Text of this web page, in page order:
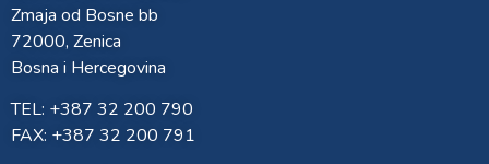
Zmaja od Bosne bb
72000, Zenica
Bosna i Hercegovina
TEL: +387 32 200 790
FAX: +387 32 200 791